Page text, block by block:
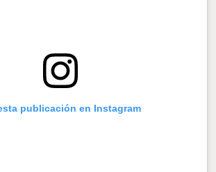
publicación en Instagram